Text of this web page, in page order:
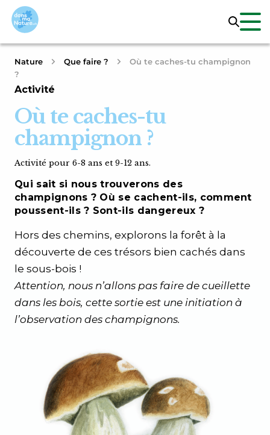
Nature Que faire ?
Où te caches-tu champignon
?
Activité
Où te caches-tu
champignon ?
Activité pour 6-8 ans et 9-12 ans.
Qui sait si nous trouverons des
champignons ? Où se cachent-ils, comment
poussent-ils ? Sont-ils dangereux ?
Hors des chemins, explorons la forêt à la
découverte de ces trésors bien cachés dans
le sous-bois !
Attention, nous n’allons pas faire de cueillette
dans les bois, cette sortie est une initiation à
l’observation des champignons.